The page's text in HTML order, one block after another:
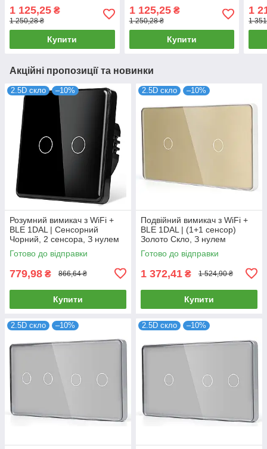
1 125,25 ₴
1 250,28 ₴
Купити
1 125,25₴
1 250,28 ₴
Купити
1
1
Акційні пропозиції та новинки
2.5D скло –10%
Розумний вимикач з WiFi +
BLE 1DAL | Сенсорний
Чорний, 2 сенсора, З нулем
(G86D-SW2G.WF.BL)
Готово до відправки
779,98 ₴ 866,64 ₴
Купити
2.5D скло –10%
Подвійний вимикач з WiFi +
BLE 1DAL | (1+1 сенсор)
Золото Скло, З нулем
(G157D-SW1GX2.WF.GD)
Готово до відправки
1 372,41 ₴ 1 524,90 ₴
Купити
2.5D скло –10% 2.5D скло –10%